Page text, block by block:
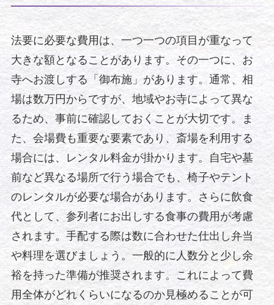
法要に必要な費用は、一つ一つの項目が重なって
大きな額となることがあります。その一つに、お
寺へお渡しする「御布施」があります。通常、相
場は数万円からですが、地域やお寺によって異な
るため、事前に確認しておくことが大切です。ま
た、会場費も重要な要素であり、斎場を利用する
場合には、レンタル料金が掛かります。自宅や墓
前など異なる場所で行う場合でも、椅子やテント
のレンタルが必要な場合があります。さらに飲食
代として、参列者にお出しする食事の費用が考慮
されます。手配する際は数に合わせた仕出し弁当
や料理を選びましょう。一般的に人数分と少し余
裕を持った準備が推奨されます。これによって費
用全体がどれくらいになるのか見極めることが可